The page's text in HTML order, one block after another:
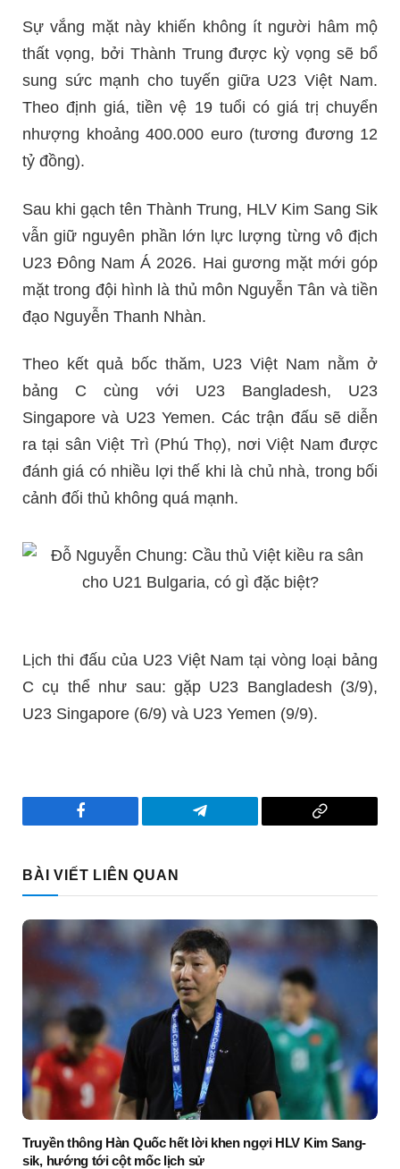
Sự vắng mặt này khiến không ít người hâm mộ
thất vọng, bởi Thành Trung được kỳ vọng sẽ bổ
sung sức mạnh cho tuyến giữa U23 Việt Nam.
Theo định giá, tiền vệ 19 tuổi có giá trị chuyển
nhượng khoảng 400.000 euro (tương đương 12
tỷ đồng).
Sau khi gạch tên Thành Trung, HLV Kim Sang Sik
vẫn giữ nguyên phần lớn lực lượng từng vô địch
U23 Đông Nam Á 2026. Hai gương mặt mới góp
mặt trong đội hình là thủ môn Nguyễn Tân và tiền
đạo Nguyễn Thanh Nhàn.
Theo kết quả bốc thăm, U23 Việt Nam nằm ở
bảng C cùng với U23 Bangladesh, U23
Singapore và U23 Yemen. Các trận đấu sẽ diễn
ra tại sân Việt Trì (Phú Thọ), nơi Việt Nam được
đánh giá có nhiều lợi thế khi là chủ nhà, trong bối
cảnh đối thủ không quá mạnh.
Lịch thi đấu của U23 Việt Nam tại vòng loại bảng
C cụ thể như sau: gặp U23 Bangladesh (3/9),
U23 Singapore (6/9) và U23 Yemen (9/9).
Facebook Telegram
Copy
BÀI VIẾT LIÊN QUAN
Truyền thông Hàn Quốc hết lời khen ngợi HLV Kim Sang-
sik, hướng tới cột mốc lịch sử